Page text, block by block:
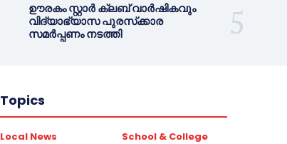
ഊരകം സ്റ്റാർ ക്ലബ് വാർഷികവും
വിദ്യാഭ്യാസ പുരസ്‌ക്കാര
സമർപ്പണം നടത്തി
Topics
Local News School & College